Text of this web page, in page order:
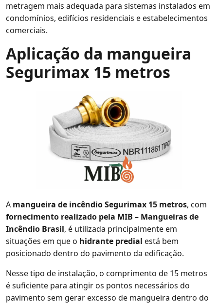
metragem mais adequada para sistemas instalados em
condomínios, edifícios residenciais e estabelecimentos
comerciais.
Aplicação da mangueira
Segurimax 15 metros
A mangueira de incêndio Segurimax 15 metros, com
fornecimento realizado pela MIB – Mangueiras de
Incêndio Brasil, é utilizada principalmente em
situações em que o hidrante predial está bem
posicionado dentro do pavimento da edificação.
Nesse tipo de instalação, o comprimento de 15 metros
é suficiente para atingir os pontos necessários do
pavimento sem gerar excesso de mangueira dentro do